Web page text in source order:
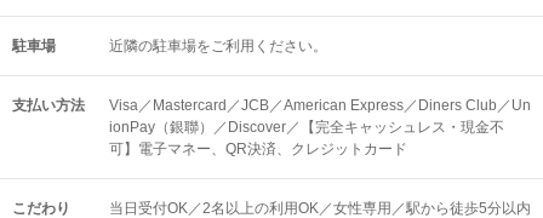
駐車場 近隣の駐車場をご利用ください。
支払い方法
Visa／Mastercard／JCB／American Express／Diners Club／Un
ionPay（銀聯）／Discover／【完全キャッシュレス・現金不
可】電子マネー、QR決済、クレジットカード
こだわり
当日受付OK／2名以上の利用OK／女性専用／駅から徒歩5分以内